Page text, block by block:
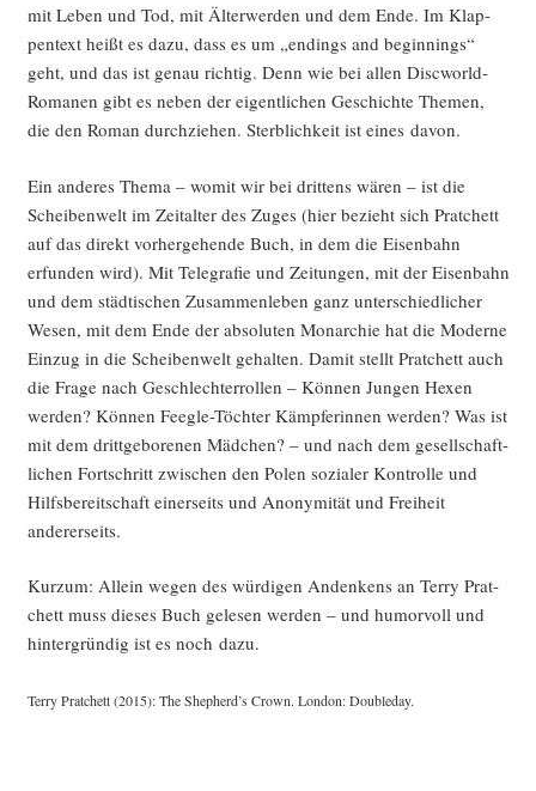
mit Leben und Tod, mit Älter­wer­den und dem Ende. Im Klap­
pen­text heißt es dazu, dass es um „endings and begin­nings“
geht, und das ist genau rich­tig. Denn wie bei allen Disc­world-
Roma­nen gibt es neben der eigent­li­chen Geschich­te The­men,
die den Roman durch­zie­hen. Sterb­lich­keit ist eines davon.
Ein ande­res The­ma – womit wir bei drit­tens wären – ist die
Schei­ben­welt im Zeit­al­ter des Zuges (hier bezieht sich Prat­chett
auf das direkt vor­her­ge­hen­de Buch, in dem die Eisen­bahn
erfun­den wird). Mit Tele­gra­fie und Zei­tun­gen, mit der Eisen­bahn
und dem städ­ti­schen Zusam­men­le­ben ganz unter­schied­li­cher
Wesen, mit dem Ende der abso­lu­ten Mon­ar­chie hat die Moder­ne
Ein­zug in die Schei­ben­welt gehal­ten. Damit stellt Prat­chett auch
die Fra­ge nach Geschlech­ter­rol­len – Kön­nen Jun­gen Hexen
wer­den? Kön­nen Feegle-Töch­ter Kämp­fe­rin­nen wer­den? Was ist
mit dem dritt­ge­bo­re­nen Mäd­chen? – und nach dem gesell­schaft­
li­chen Fort­schritt zwi­schen den Polen sozia­ler Kon­trol­le und
Hilfs­be­reit­schaft einer­seits und Anony­mi­tät und Frei­heit
andererseits.
Kurz­um: Allein wegen des wür­di­gen Andenkens an Ter­ry Prat­
chett muss die­ses Buch gele­sen wer­den – und humor­voll und
hin­ter­grün­dig ist es noch dazu.
Ter­ry Prat­chett (2015): The Shepherd’s Crown. Lon­don: Doubleday.